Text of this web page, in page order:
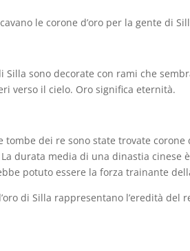
le corone d’oro per la gente di
Silla sono decorate con rami che
verso il cielo. Oro significa eternità.
tombe dei re sono state trovate
durata media di una dinastia cinese
potuto essere la forza trainante
di Silla rappresentano l’eredità del